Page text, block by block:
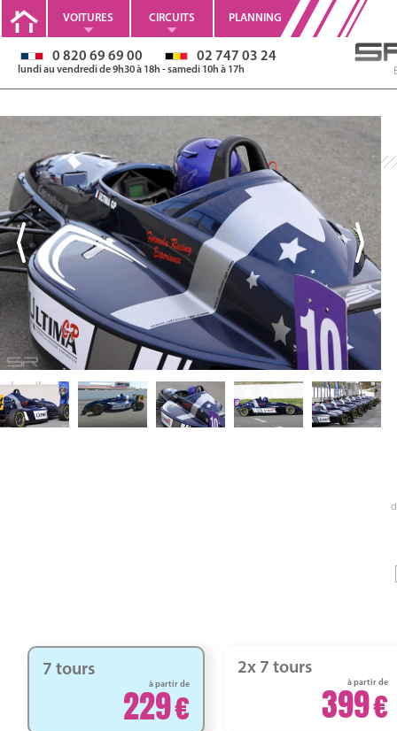
VOITURES CIRCUITS PLANNING
0 820 69 69 00 02 747 03 24
lundi au vendredi de 9h30 à 18h - samedi 10h à 17h
7 tours
à partir de
229
2x 7 tours
à partir de
399